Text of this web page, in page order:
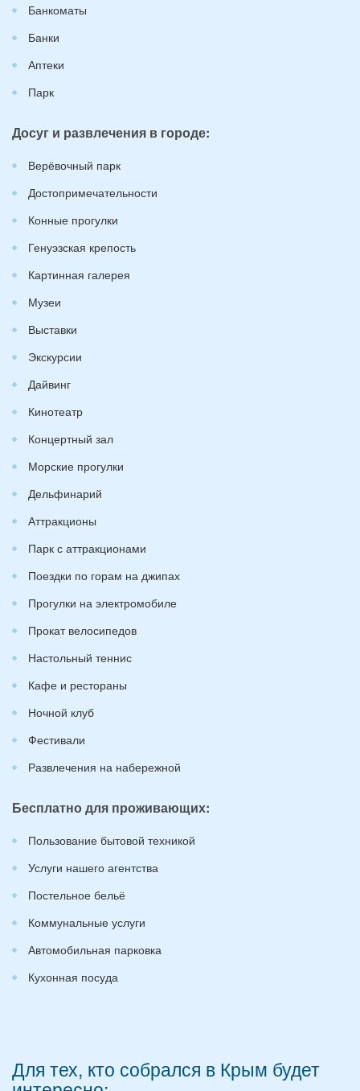
Банкоматы
Банки
Аптеки
Парк
Досуг и развлечения в городе:
Верёвочный парк
Достопримечательности
Конные прогулки
Генуэзская крепость
Картинная галерея
Музеи
Выставки
Экскурсии
Дайвинг
Кинотеатр
Концертный зал
Морские прогулки
Дельфинарий
Аттракционы
Парк с аттракционами
Поездки по горам на джипах
Прогулки на электромобиле
Прокат велосипедов
Настольный теннис
Кафе и рестораны
Ночной клуб
Фестивали
Развлечения на набережной
Бесплатно для проживающих:
Пользование бытовой техникой
Услуги нашего агентства
Постельное бельё
Коммунальные услуги
Автомобильная парковка
Кухонная посуда
Для тех, кто собрался в Крым будет